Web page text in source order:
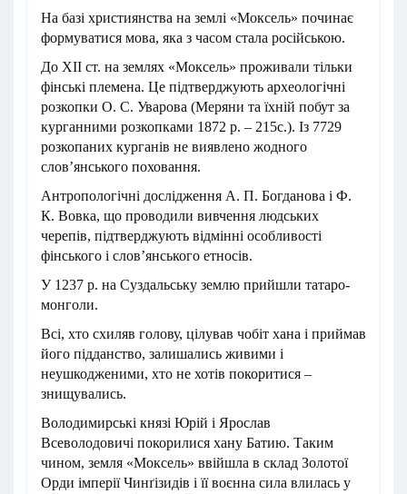
На базі християнства на землі «Моксель» починає
формуватися мова, яка з часом стала російською.
До XII ст. на землях «Моксель» проживали тільки
фінські племена. Це підтверджують археологічні
розкопки О. С. Уварова (Меряни та їхній побут за
курганними розкопками 1872 р. – 215с.). Із 7729
розкопаних курганів не виявлено жодного
слов’янського поховання.
Антропологічні дослідження А. П. Богданова і Ф.
К. Вовка, що проводили вивчення людських
черепів, підтверджують відмінні особливості
фінського і слов’янського етносів.
У 1237 р. на Суздальську землю прийшли татаро-
монголи.
Всі, хто схиляв голову, цілував чобіт хана і приймав
його підданство, залишались живими і
неушкодженими, хто не хотів покоритися –
знищувались.
Володимирські князі Юрій і Ярослав
Всеволодовичі покорилися хану Батию. Таким
чином, земля «Моксель» ввійшла в склад Золотої
Орди імперії Чинґізидів і її воєнна сила влилась у